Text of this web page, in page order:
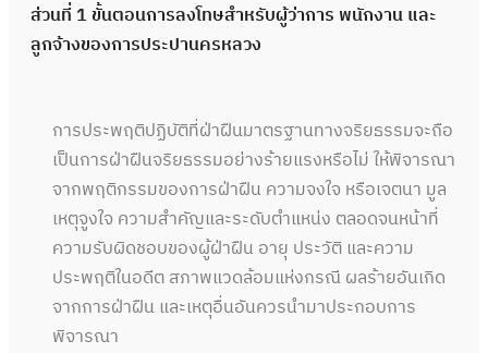
ส่วนที่ 1 ขั้นตอนการลงโทษสำหรับผู้ว่าการ พนักงาน และ
ลูกจ้างของการประปานครหลวง
การประพฤติปฏิบัติที่ฝ่าฝืนมาตรฐานทางจริยธรรมจะถือ
เป็นการฝ่าฝืนจริยธรรมอย่างร้ายแรงหรือไม่ ให้พิจารณา
จากพฤติกรรมของการฝ่าฝืน ความจงใจ หรือเจตนา มูล
เหตุจูงใจ ความสำคัญและระดับตำแหน่ง ตลอดจนหน้าที่
ความรับผิดชอบของผู้ฝ่าฝืน อายุ ประวัติ และความ
ประพฤติในอดีต สภาพแวดล้อมแห่งกรณี ผลร้ายอันเกิด
จากการฝ่าฝืน และเหตุอื่นอันควรนำมาประกอบการ
พิจารณา